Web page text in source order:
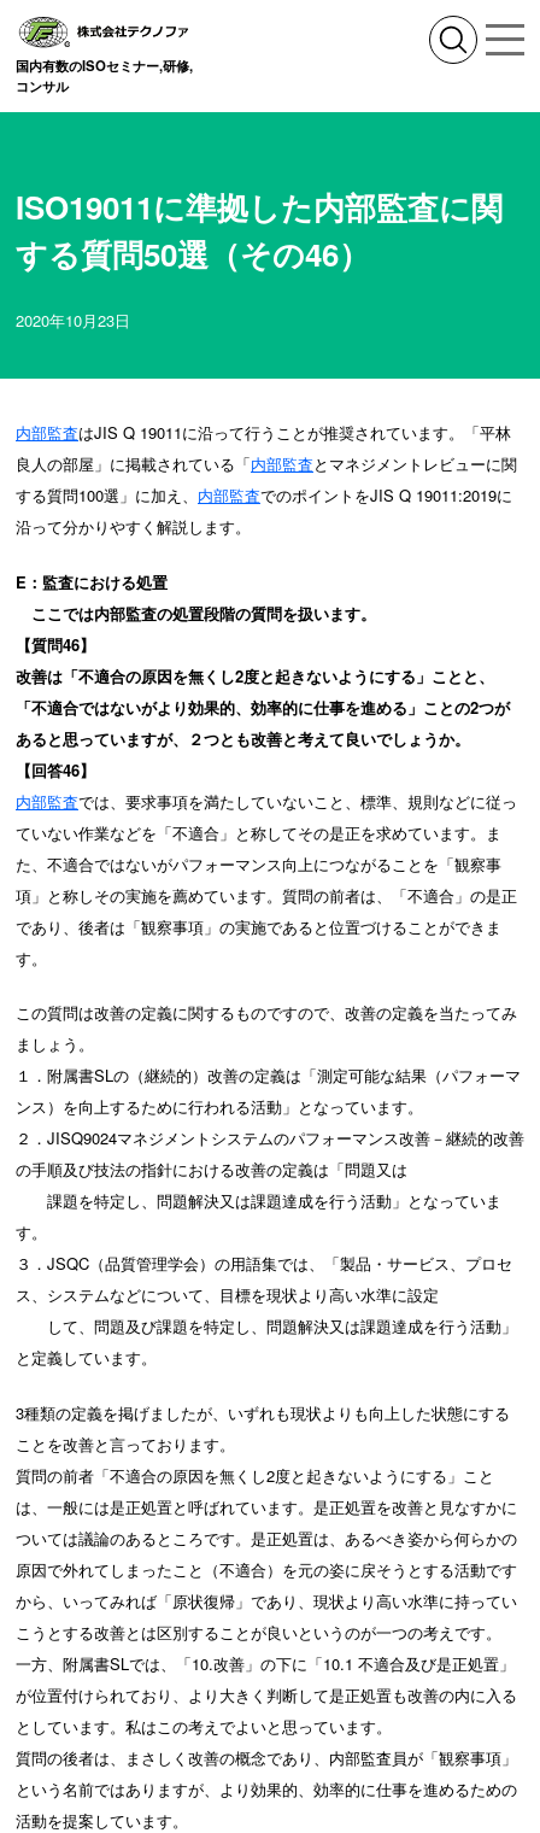
国内有数のISOセミナー,研修,
コンサル
ISO19011に準拠した内部監査に関
する質問50選（その46）
2020年10月23日
内部監査はJIS Q 19011に沿って行うことが推奨されています。「平林
良人の部屋」に掲載されている「内部監査とマネジメントレビューに関
する質問100選」に加え、 内部監査でのポイントをJIS Q 19011:2019に
沿って分かりやすく解説します。
E：監査における処置
ここでは内部監査の処置段階の質問を扱います。
【質問46】
改善は「不適合の原因を無くし2度と起きないようにする」ことと、
「不適合ではないがより効果的、効率的に仕事を進める」ことの2つが
あると思っていますが、２つとも改善と考えて良いでしょうか。
【回答46】
内部監査では、要求事項を満たしていないこと、標準、規則などに従っ
ていない作業などを「不適合」と称してその是正を求めています。ま
た、不適合ではないがパフォーマンス向上につながることを「観察事
項」と称しその実施を薦めています。質問の前者は、「不適合」の是正
であり、後者は「観察事項」の実施であると位置づけることができま
す。
この質問は改善の定義に関するものですので、改善の定義を当たってみ
ましょう。
１．附属書SLの（継続的）改善の定義は「測定可能な結果（パフォーマ
ンス）を向上するために行われる活動」となっています。
２．JISQ9024マネジメントシステムのパフォーマンス改善－継続的改善
の手順及び技法の指針における改善の定義は「問題又は
課題を特定し、問題解決又は課題達成を行う活動」となっていま
す。
３．JSQC（品質管理学会）の用語集では、「製品・サービス、プロセ
ス、システムなどについて、目標を現状より高い水準に設定
して、問題及び課題を特定し、問題解決又は課題達成を行う活動」
と定義しています。
3種類の定義を掲げましたが、いずれも現状よりも向上した状態にする
ことを改善と言っております。
質問の前者「不適合の原因を無くし2度と起きないようにする」こと
は、一般には是正処置と呼ばれています。是正処置を改善と見なすかに
ついては議論のあるところです。是正処置は、あるべき姿から何らかの
原因で外れてしまったこと（不適合）を元の姿に戻そうとする活動です
から、いってみれば「原状復帰」であり、現状より高い水準に持ってい
こうとする改善とは区別することが良いというのが一つの考えです。
一方、附属書SLでは、「10.改善」の下に「10.1 不適合及び是正処置」
が位置付けられており、より大きく判断して是正処置も改善の内に入る
としています。私はこの考えでよいと思っています。
質問の後者は、まさしく改善の概念であり、内部監査員が「観察事項」
という名前ではありますが、より効果的、効率的に仕事を進めるための
活動を提案しています。